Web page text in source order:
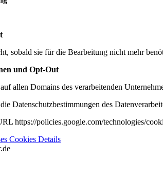
sobald sie für die Bearbeitung nicht mehr
und Opt-Out
allen Domains des verarbeitenden
Datenschutzbestimmungen des
https://policies.google.com/technologies/
Cookies Details